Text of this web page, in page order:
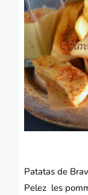
Patatas de
Pelez les